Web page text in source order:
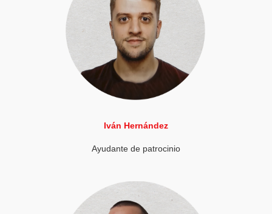
Iván Hernández
Ayudante de patrocinio